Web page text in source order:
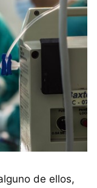
de ellos,